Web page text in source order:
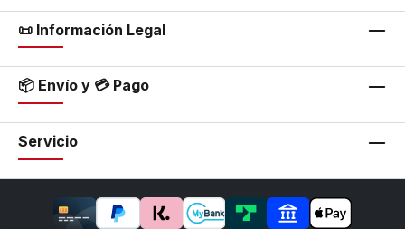
📜 Información Legal
📦 Envío y 💳 Pago
Servicio